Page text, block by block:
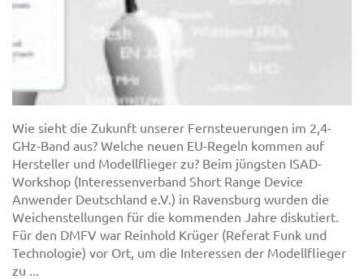
Wie sieht die Zukunft unserer Fernsteuerungen im 2,4-
GHz-Band aus? Welche neuen EU-Regeln kommen auf
Hersteller und Modellflieger zu? Beim jüngsten ISAD-
Workshop (Interessenverband Short Range Device
Anwender Deutschland e.V.) in Ravensburg wurden die
Weichenstellungen für die kommenden Jahre diskutiert.
Für den DMFV war Reinhold Krüger (Referat Funk und
Technologie) vor Ort, um die Interessen der Modellflieger
zu ...